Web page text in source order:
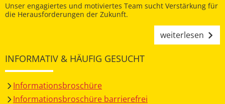
Unser engagiertes und motiviertes Team sucht Verstärkung für
die Herausforderungen der Zukunft.
weiterlesen
INFORMATIV & HÄUFIG GESUCHT
Informationsbroschüre
Informationsbroschüre barrierefrei